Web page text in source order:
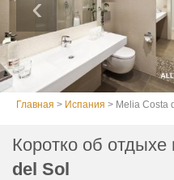
Главная > Испания > Melia Costa
Коротко об отдыхе
del Sol